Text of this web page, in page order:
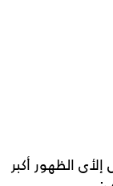
الظهور أكبر